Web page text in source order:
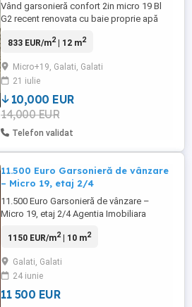
Vând garsonieră confort 2in micro 19 Bl
G2 recent renovata cu baie proprie apă
833 EUR/m2| 12 m2
Micro+19, Galati, Galati
21 iulie
10,000 EUR
14,000 EUR
Telefon validat
11.500 Euro Garsonieră de vânzare
– Micro 19, etaj 2/4
11.500 Euro Garsonieră de vânzare –
Micro 19, etaj 2/4 Agentia Imobiliara
garsoniera situata in Galati, zona Micro 19.
Poliție, la etajul 2 din 4, într-un bloc
construit în anii1970 Dotări: Tâmplărie PVC
cu geam termopan ...
1150 EUR/m2| 10 m2
Galati, Galati
24 iunie
11 500 EUR